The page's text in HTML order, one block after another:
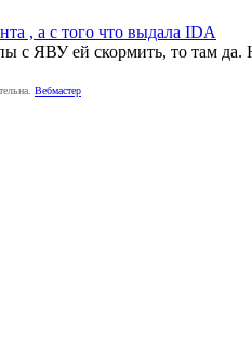
, а с того что выдала IDA
с ЯВУ ей скормить, то там да.
Вебмастер